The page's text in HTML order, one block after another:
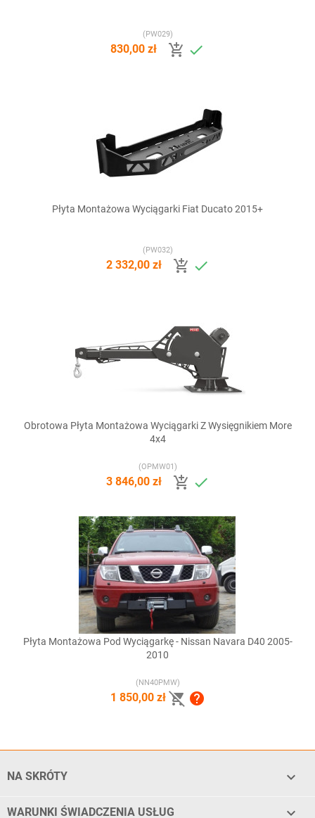
(PW029)
830,00 zł  
Płyta Montażowa Wyciągarki Fiat Ducato 2015+
(PW032)
2 332,00 zł  
Obrotowa Płyta Montażowa Wyciągarki Z Wysięgnikiem More
4x4
(OPMW01)
3 846,00 zł  
Płyta Montażowa Pod Wyciągarkę - Nissan Navara D40 2005-
2010
(NN40PMW)
1 850,00 zł  
NA SKRÓTY 
WARUNKI ŚWIADCZENIA USŁUG 